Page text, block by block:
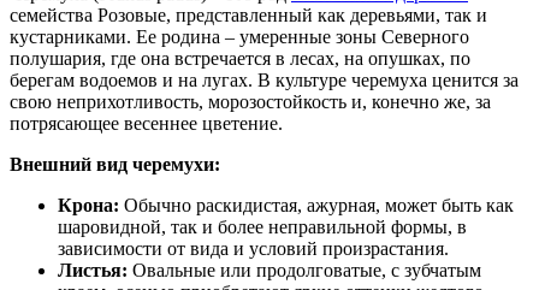
семейства Розовые, представленный как деревьями, так и
кустарниками. Ее родина – умеренные зоны Северного
полушария, где она встречается в лесах, на опушках, по
берегам водоемов и на лугах. В культуре черемуха ценится за
свою неприхотливость, морозостойкость и, конечно же, за
потрясающее весеннее цветение.
Внешний вид черемухи:
Крона: Обычно раскидистая, ажурная, может быть как
шаровидной, так и более неправильной формы, в
зависимости от вида и условий произрастания.
Листья: Овальные или продолговатые, с зубчатым